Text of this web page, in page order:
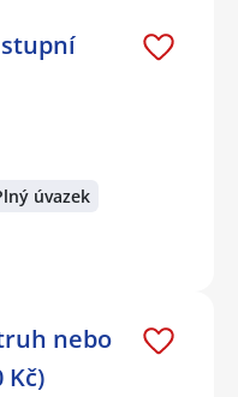
úvazek
nebo
Kč)